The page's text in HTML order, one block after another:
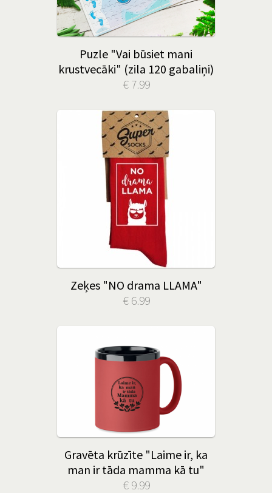
Puzle "Vai būsiet mani
krustvecāki" (zila 120 gabaliņi)
€ 7.99
Zeķes "NO drama LLAMA"
€ 6.99
Gravēta krūzīte "Laime ir, ka
man ir tāda mamma kā tu"
€ 9.99